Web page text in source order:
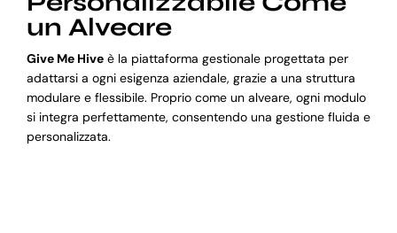
un Alveare
Give Me Hiveè la piattaforma gestionale progettata per
adattarsi a ogni esigenza aziendale, grazie a una struttura
modulare e flessibile. Proprio come un alveare, ogni modulo
si integra perfettamente, consentendo una gestione fluida e
personalizzata.